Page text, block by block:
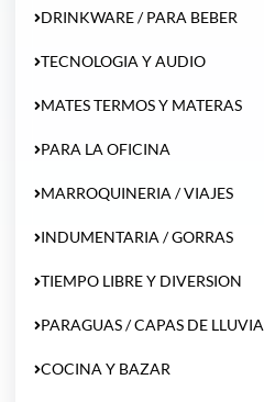
DRINKWARE / PARA BEBER
TECNOLOGIA Y AUDIO
MATES TERMOS Y MATERAS
PARA LA OFICINA
MARROQUINERIA / VIAJES
INDUMENTARIA / GORRAS
TIEMPO LIBRE Y DIVERSION
PARAGUAS / CAPAS DE LLUVIA
COCINA Y BAZAR